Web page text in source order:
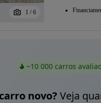
1 / 6
~10 000 carros
novo? Veja